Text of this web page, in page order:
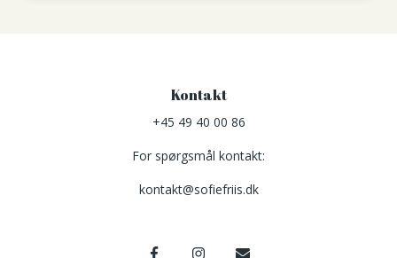
Kontakt
+45 49 40 00 86
For spørgsmål kontakt:
kontakt@sofiefriis.dk